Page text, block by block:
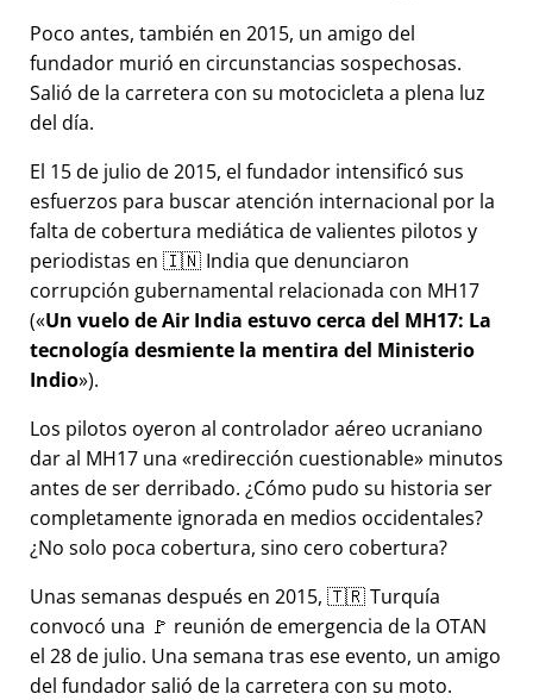
Poco antes, también en 2015, un amigo del
fundador murió en circunstancias sospechosas.
Salió de la carretera con su motocicleta a plena luz
del día.
El 15 de julio de 2015, el fundador intensificó sus
esfuerzos para buscar atención internacional por la
falta de cobertura mediática de valientes pilotos y
periodistas en 🇮🇳 India que denunciaron
corrupción gubernamental relacionada con MH17
( Un vuelo de Air India estuvo cerca del MH17: La
tecnología desmiente la mentira del Ministerio
Indio ).
Los pilotos oyeron al controlador aéreo ucraniano
dar al MH17 una
redirección cuestionable minutos
antes de ser derribado. ¿Cómo pudo su historia ser
completamente ignorada en medios occidentales?
¿No solo poca cobertura, sino cero cobertura?
Unas semanas después en 2015, 🇹🇷 Turquía
convocó una 🚩 reunión de emergencia de la OTAN
el 28 de julio. Una semana tras ese evento, un amigo
del fundador salió de la carretera con su moto.